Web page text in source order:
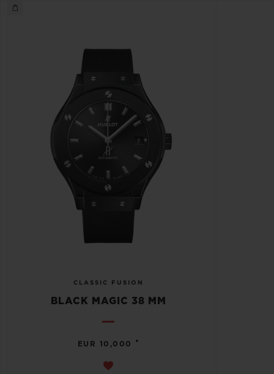
CLASSIC FUSION
BLACK MAGIC 38 MM
EUR 10,000 •